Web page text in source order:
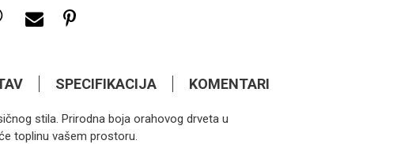
SPECIFIKACIJA KOMENTARI
stila. Prirodna boja orahovog drveta u
toplinu vašem prostoru.
KOMODE